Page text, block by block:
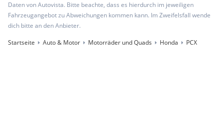
Daten von Autovista. Bitte beachte, dass es hierdurch im jeweiligen
Fahrzeugangebot zu Abweichungen kommen kann. Im Zweifelsfall wende
dich bitte an den Anbieter.
Startseite
Auto & Motor Motorräder und Quads Honda PCX